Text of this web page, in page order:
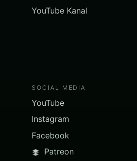
YouTube Kanal
SOCIAL MEDIA
YouTube
Instagram
Facebook
Patreon